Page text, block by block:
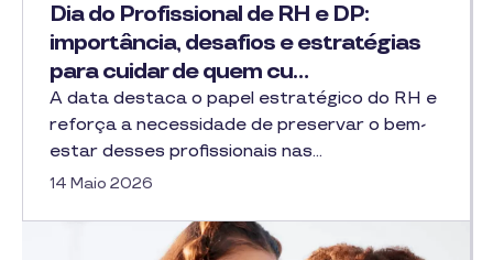
Dia do Profissional de RH e DP:
importância, desafios e estratégias
para cuidar de quem cu…
A data destaca o papel estratégico do RH e
reforça a necessidade de preservar o bem-
estar desses profissionais nas…
14 Maio 2026